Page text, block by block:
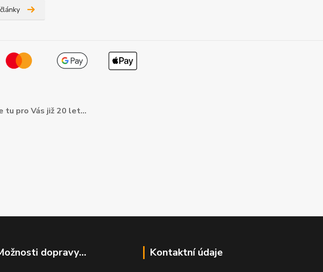
tu pro Vás již 20 let...
dopravy... Kontaktní údaje